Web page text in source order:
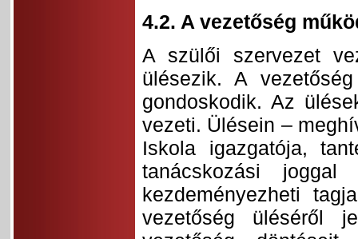
4.2. A vezetőség
A szülői szervezet
ülésezik. A
gondoskodik. Az
vezeti. Ülésein –
Iskola igazgatója,
tanácskozási
kezdeményezheti
vezetőség üléséről